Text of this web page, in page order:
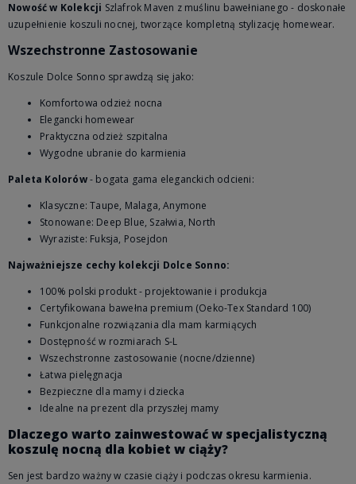
Nowość w Kolekcji Szlafrok Maven z muślinu bawełnianego - doskonałe
uzupełnienie koszuli nocnej, tworzące kompletną stylizację homewear.
Wszechstronne Zastosowanie
Koszule Dolce Sonno sprawdzą się jako:
Komfortowa odzież nocna
Elegancki homewear
Praktyczna odzież szpitalna
Wygodne ubranie do karmienia
Paleta Kolorów- bogata gama eleganckich odcieni:
Klasyczne: Taupe, Malaga, Anymone
Stonowane: Deep Blue, Szałwia, North
Wyraziste: Fuksja, Posejdon
Najważniejsze cechy kolekcji Dolce Sonno:
100% polski produkt - projektowanie i produkcja
Certyfikowana bawełna premium (Oeko-Tex Standard 100)
Funkcjonalne rozwiązania dla mam karmiących
Dostępność w rozmiarach S-L
Wszechstronne zastosowanie (nocne/dzienne)
Łatwa pielęgnacja
Bezpieczne dla mamy i dziecka
Idealne na prezent dla przyszłej mamy
Dlaczego warto zainwestować w specjalistyczną
koszulę nocną dla kobiet w ciąży?
Sen jest bardzo ważny w czasie ciąży i podczas okresu karmienia.